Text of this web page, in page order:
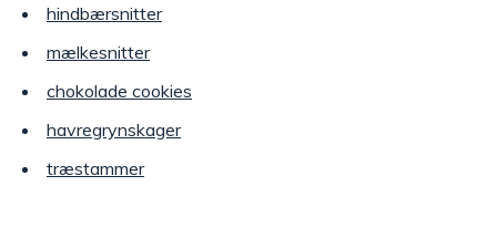
hindbærsnitter
mælkesnitter
chokolade cookies
havregrynskager
træstammer